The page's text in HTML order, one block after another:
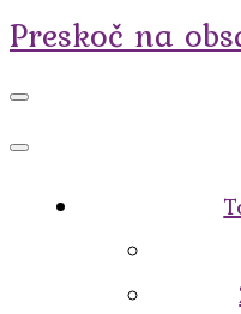
Preskoč na